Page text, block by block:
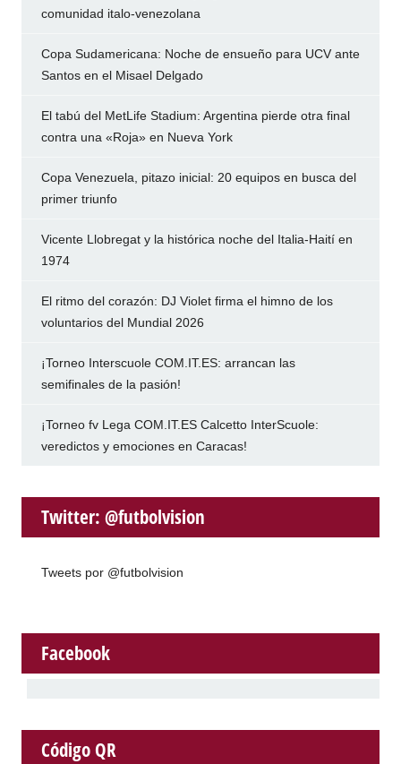
comunidad italo-venezolana
Copa Sudamericana: Noche de ensueño para UCV ante
Santos en el Misael Delgado
El tabú del MetLife Stadium: Argentina pierde otra final
contra una «Roja» en Nueva York
Copa Venezuela, pitazo inicial: 20 equipos en busca del
primer triunfo
Vicente Llobregat y la histórica noche del Italia-Haití en
1974
El ritmo del corazón: DJ Violet firma el himno de los
voluntarios del Mundial 2026
¡Torneo Interscuole COM.IT.ES: arrancan las
semifinales de la pasión!
¡Torneo fv Lega COM.IT.ES Calcetto InterScuole:
veredictos y emociones en Caracas!
Twitter: @futbolvision
Tweets por @futbolvision
Facebook
Código QR